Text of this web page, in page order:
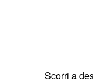
Scorri a